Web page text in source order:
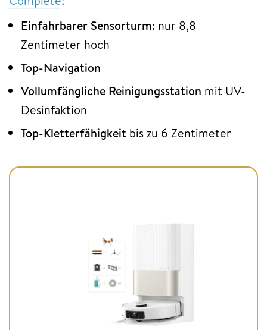
Einfahrbarer Sensorturm: nur 8,8
Zentimeter hoch
Top-Navigation
Vollumfängliche Reinigungsstation mit UV-
Desinfaktion
Top-Kletterfähigkeit bis zu 6 Zentimeter